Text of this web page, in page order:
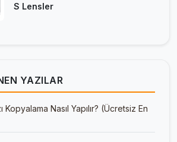
S Lensler
YAZILAR
Kopyalama Nasıl Yapılır? (Ücretsiz En